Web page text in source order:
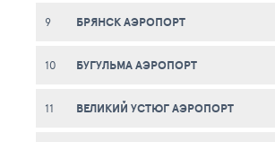
9 БРЯНСК АЭРОПОРТ
10 БУГУЛЬМА АЭРОПОРТ
11 ВЕЛИКИЙ УСТЮГ АЭРОПОРТ